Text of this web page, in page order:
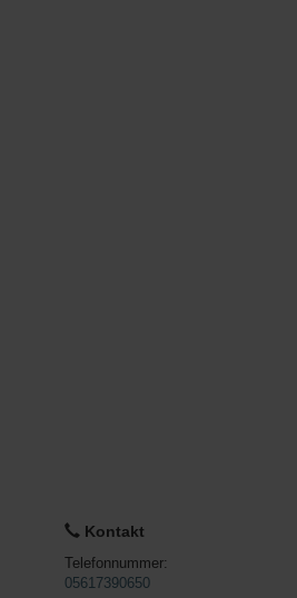
Kontakt
Telefonnummer:
05617390650